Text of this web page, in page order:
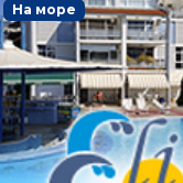
Интериорни врати